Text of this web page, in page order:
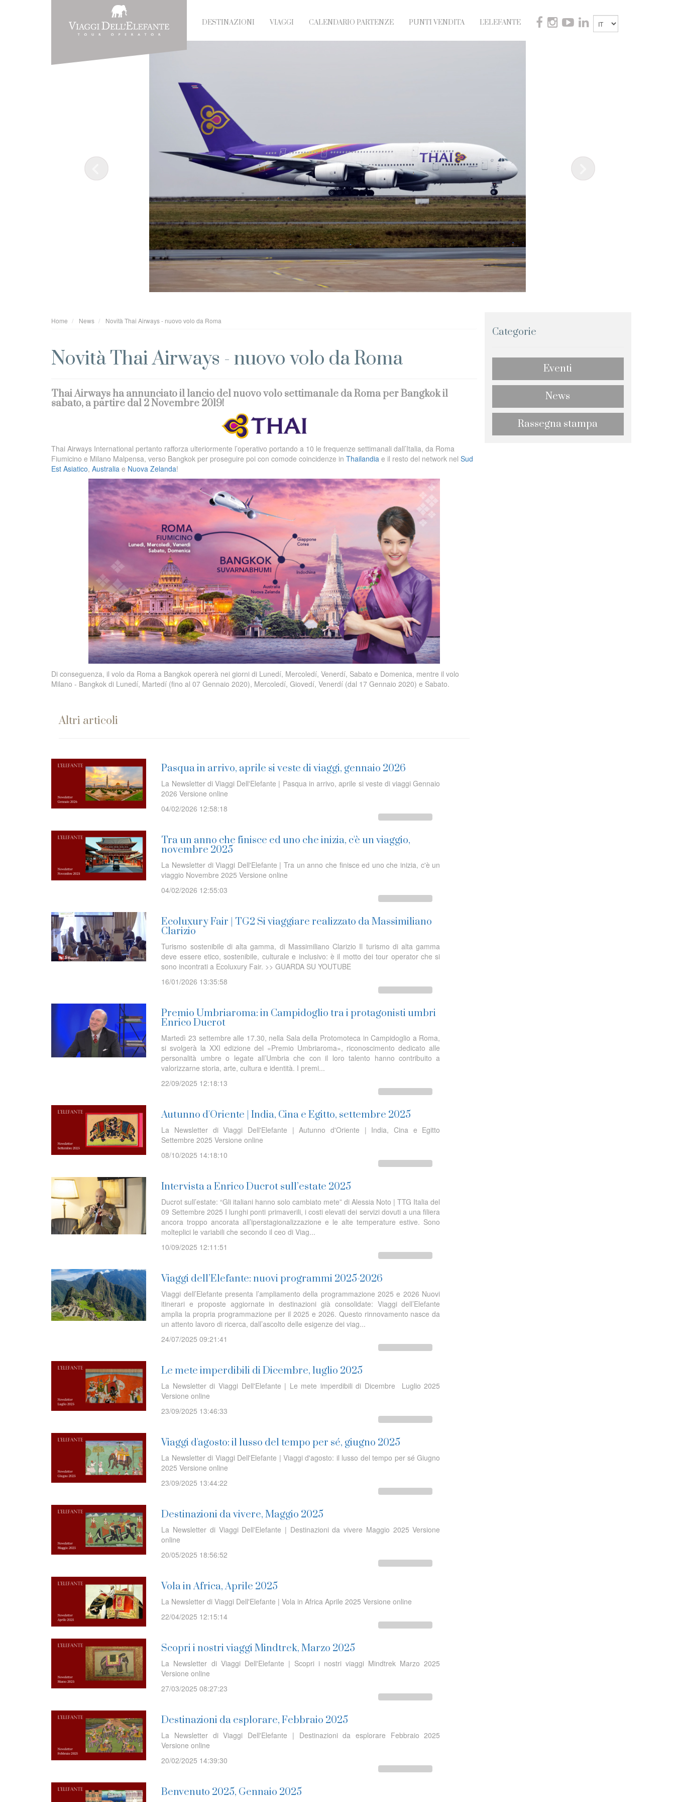
DESTINAZIONI VIAGGI CALENDARIO PARTENZE PUNTI VENDITA L'ELEFANTE
Home News Novità Thai Airways - nuovo volo da Roma
Novità Thai Airways - nuovo volo da Roma
Thai Airways ha annunciato il lancio del nuovo volo settimanale da Roma per Bangkok il
sabato, a partire dal 2 Novembre 2019!
Thai Airways International pertanto rafforza ulteriormente l’operativo portando a 10 le frequenze settimanali dall’Italia, da Roma
Fiumicino e Milano Malpensa, verso Bangkok per proseguire poi con comode coincidenze in Thailandia e il resto del network nel Sud
Est Asiatico, Australia e Nuova Zelanda!
Di conseguenza, il volo da Roma a Bangkok opererà nei giorni di Lunedí, Mercoledí, Venerdí, Sabato e Domenica, mentre il volo
Milano - Bangkok di Lunedí, Martedí (fino al 07 Gennaio 2020), Mercoledí, Giovedí, Venerdí (dal 17 Gennaio 2020) e Sabato.
Altri articoli
Pasqua in arrivo, aprile si veste di viaggi, gennaio 2026
La Newsletter di Viaggi Dell'Elefante | Pasqua in arrivo, aprile si veste di viaggi Gennaio
2026 Versione online
04/02/2026 12:58:18
Tra un anno che finisce ed uno che inizia, c'è un viaggio,
novembre 2025
La Newsletter di Viaggi Dell'Elefante | Tra un anno che finisce ed uno che inizia, c'è un
viaggio Novembre 2025 Versione online
04/02/2026 12:55:03
Ecoluxury Fair | TG2 Si viaggiare realizzato da Massimiliano
Clarizio
Turismo sostenibile di alta gamma, di Massimiliano Clarizio Il turismo di alta gamma
deve essere etico, sostenibile, culturale e inclusivo: è il motto dei tour operator che si
sono incontrati a Ecoluxury Fair. >> GUARDA SU YOUTUBE
16/01/2026 13:35:58
Premio Umbriaroma: in Campidoglio tra i protagonisti umbri
Enrico Ducrot
Martedì 23 settembre alle 17.30, nella Sala della Protomoteca in Campidoglio a Roma,
si svolgerà la XXI edizione del «Premio Umbriaroma», riconoscimento dedicato alle
personalità umbre o legate all’Umbria che con il loro talento hanno contribuito a
valorizzarne storia, arte, cultura e identità. I premi...
22/09/2025 12:18:13
Autunno d'Oriente | India, Cina e Egitto, settembre 2025
La Newsletter di Viaggi Dell'Elefante | Autunno d'Oriente | India, Cina e Egitto
Settembre 2025 Versione online
08/10/2025 14:18:10
Intervista a Enrico Ducrot sull’estate 2025
Ducrot sull’estate: “Gli italiani hanno solo cambiato mete” di Alessia Noto | TTG Italia del
09 Settembre 2025 I lunghi ponti primaverili, i costi elevati dei servizi dovuti a una filiera
ancora troppo ancorata all’iperstagionalizzazione e le alte temperature estive. Sono
molteplici le variabili che secondo il ceo di Viag...
10/09/2025 12:11:51
Viaggi dell’Elefante: nuovi programmi 2025-2026
Viaggi dell’Elefante presenta l’ampliamento della programmazione 2025 e 2026 Nuovi
itinerari e proposte aggiornate in destinazioni già consolidate: Viaggi dell’Elefante
amplia la propria programmazione per il 2025 e 2026. Questo rinnovamento nasce da
un attento lavoro di ricerca, dall’ascolto delle esigenze dei viag...
24/07/2025 09:21:41
Le mete imperdibili di Dicembre, luglio 2025
La Newsletter di Viaggi Dell'Elefante | Le mete imperdibili di Dicembre Luglio 2025
Versione online
23/09/2025 13:46:33
Viaggi d'agosto: il lusso del tempo per sé, giugno 2025
La Newsletter di Viaggi Dell'Elefante | Viaggi d'agosto: il lusso del tempo per sé Giugno
2025 Versione online
23/09/2025 13:44:22
Destinazioni da vivere, Maggio 2025
La Newsletter di Viaggi Dell'Elefante | Destinazioni da vivere Maggio 2025 Versione
online
20/05/2025 18:56:52
Vola in Africa, Aprile 2025
La Newsletter di Viaggi Dell'Elefante | Vola in Africa Aprile 2025 Versione online
22/04/2025 12:15:14
Scopri i nostri viaggi Mindtrek, Marzo 2025
La Newsletter di Viaggi Dell'Elefante | Scopri i nostri viaggi Mindtrek Marzo 2025
Versione online
27/03/2025 08:27:23
Destinazioni da esplorare, Febbraio 2025
La Newsletter di Viaggi Dell'Elefante | Destinazioni da esplorare Febbraio 2025
Versione online
20/02/2025 14:39:30
Benvenuto 2025, Gennaio 2025
Categorie
Eventi
News
Rassegna stampa